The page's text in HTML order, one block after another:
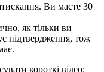
Ви маєте 30
як тільки ви
підтвердження, тож
короткі відео: